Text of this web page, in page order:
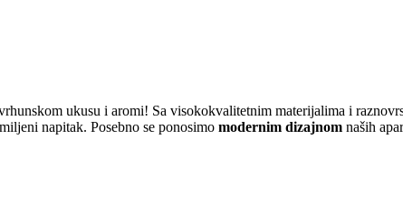
ukusu i aromi! Sa visokokvalitetnim materijalima i
napitak. Posebno se ponosimo modernim dizajnom naših